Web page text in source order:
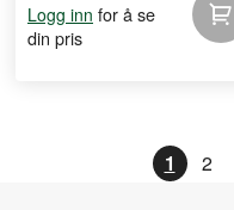
Logg inn for å se
din pris
1 2